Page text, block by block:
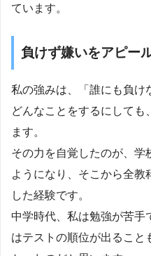
ています。
負けず嫌いをアピー
私の強みは、「誰にも負け
どんなことをするにしても
ます。
その力を自覚したのが、学
ようになり、そこから全教
した経験です。
中学時代、私は勉強が苦手
はテストの順位が出ること